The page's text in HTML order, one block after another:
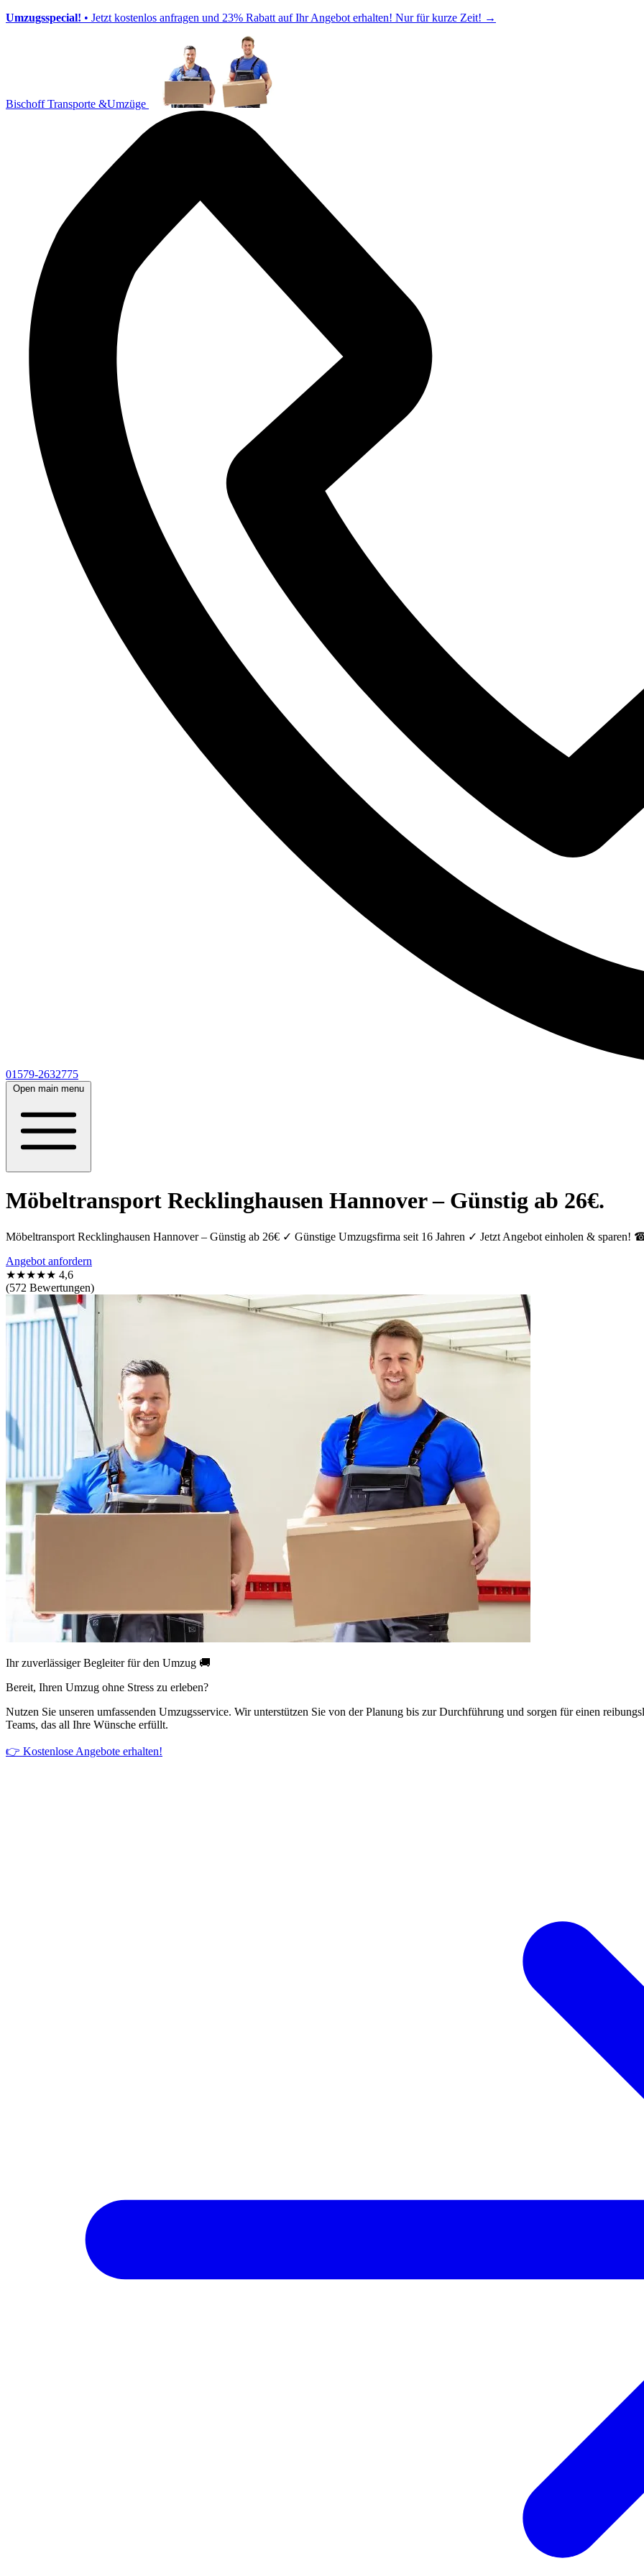
Umzugsspecial! • Jetzt kostenlos anfragen und 23% Rabatt auf Ihr Angebot erhalten! Nur für kurze Zeit! →
Bischoff Transporte &Umzüge
01579-2632775
Open main menu
Möbeltransport Recklinghausen Hannover – Günstig ab 26€.
Möbeltransport Recklinghausen Hannover – Günstig ab 26€ ✓ Günstige Umzugsfirma seit 16 Jahren ✓ Jetzt Angebot einholen & sparen!
Angebot anfordern
★★★★★ 4,6
(572 Bewertungen)
Ihr zuverlässiger Begleiter für den Umzug 🚚
Bereit, Ihren Umzug ohne Stress zu erleben?
Nutzen Sie unseren umfassenden Umzugsservice. Wir unterstützen Sie von der Planung bis zur Durchführung und sorgen für einen
Teams, das all Ihre Wünsche erfüllt.
👉 Kostenlose Angebote erhalten!